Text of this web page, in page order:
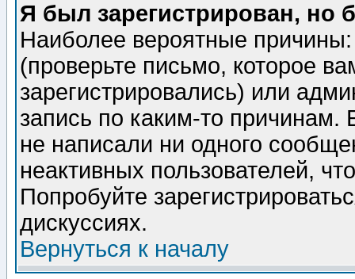
Я был зарегистрирован, но
Наиболее вероятные
(проверьте письмо, которое
зарегистрировались) или
запись по каким-то
не написали ни одного
неактивных пользователей,
Попробуйте
дискуссиях.
Вернуться к началу